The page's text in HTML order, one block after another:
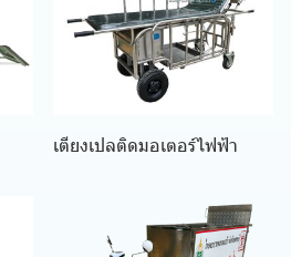
เตียงเปลติดมอเตอร์ไฟฟ้า